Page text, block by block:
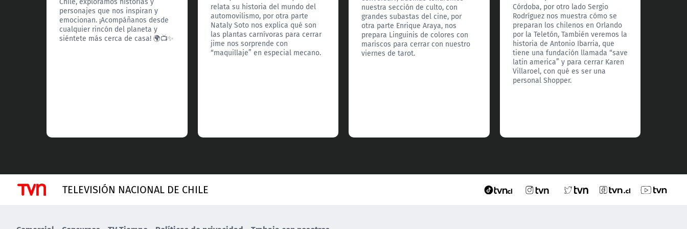
personajes que nos inspiran y
emocionan. ¡Acompáñanos desde
cualquier rincón del planeta y
siéntete más cerca de casa! 🌍📺✨
relata su historia del mundo del
automovilismo, por otra parte
Nataly Soto nos explica qué son
las plantas carnívoras para cerrar
jime nos sorprende con
“maquillaje” en especial mecano.
nuestra sección de culto, con
grandes subastas del cine, por
otra parte Enrique Araya, nos
prepara Linguinis de colores con
mariscos para cerrar con nuestro
viernes de tarot.
Córdoba, por otro lado Sergio
Rodríguez nos muestra cómo se
preparan los chilenos en Orlando
por la Teletón, También veremos la
historia de Antonio Ibarria, que
tiene una fundación llamada “save
latin america” y para cerrar Karen
Villaroel, con qué es ser una
personal Shopper.
TELEVISIÓN NACIONAL DE CHILE